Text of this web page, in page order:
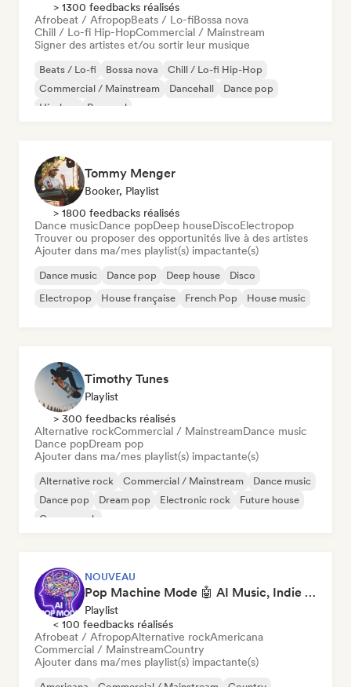
> 1300 feedbacks réalisés
Afrobeat / AfropopBeats / Lo-fiBossa nova
Chill / Lo-fi Hip-HopCommercial / Mainstream
Signer des artistes et/ou sortir leur musique
Beats / Lo-fi Bossa nova
Chill / Lo-fi Hip-Hop
Commercial / Mainstream
Dancehall
Dance pop
Hip-hop
Pop soul
Tommy Menger
Booker, Playlist
> 1800 feedbacks réalisés
Dance musicDance popDeep houseDiscoElectropop
Trouver ou proposer des opportunités live à des artistes
Ajouter dans ma/mes playlist(s) impactante(s)
Dance music Dance pop Deep house
Disco
Electropop
House française French Pop House music
Timothy Tunes
Playlist
> 300 feedbacks réalisés
Alternative rockCommercial / MainstreamDance music
Dance popDream pop
Ajouter dans ma/mes playlist(s) impactante(s)
Alternative rock Commercial / Mainstream
Dance music
Dance pop
Dream pop Electronic rock
Future house
Garage rock
NOUVEAU
Pop Machine Mode 🤖 AI Music, Indie Pop & Dream Pop
Playlist
< 100 feedbacks réalisés
Afrobeat / AfropopAlternative rockAmericana
Commercial / MainstreamCountry
Ajouter dans ma/mes playlist(s) impactante(s)